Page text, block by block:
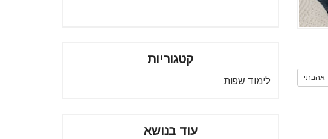
אהבתי
קטגוריות
לימוד שפות
עוד בנושא